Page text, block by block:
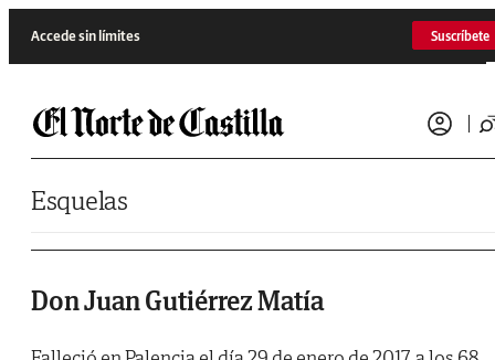
Accede sin límites Suscríbete
Esquelas
Don Juan Gutiérrez Matía